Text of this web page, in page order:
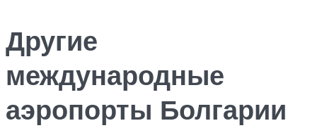
Другие
международные
аэропорты Болгарии